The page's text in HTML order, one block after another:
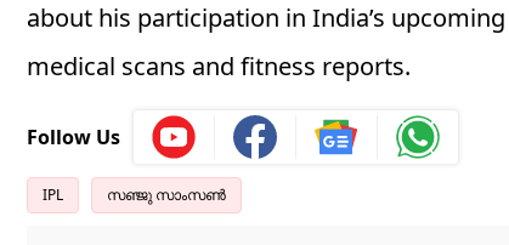
about his participation in India’s
medical scans and fitness reports.
Follow Us
IPL സഞ്ജു സാംസൺ